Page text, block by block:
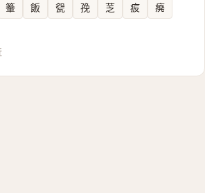
䉊 飯 㼝 㝃 䒦 㽹
㾱